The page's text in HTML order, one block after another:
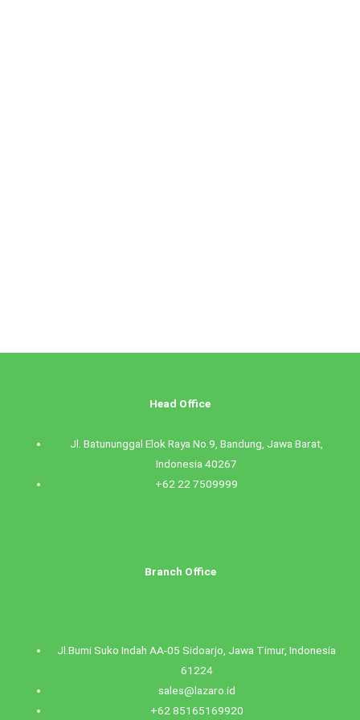
Head Office
Jl. Batununggal Elok Raya No.9, Bandung, Jawa Barat,
Indonesia 40267
+62 22 7509999
Branch Office
Jl.Bumi Suko Indah AA-05 Sidoarjo, Jawa Timur, Indonesia
61224
sales@lazaro.id
+62 85165169920